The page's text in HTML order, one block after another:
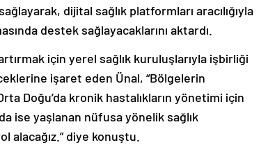
dijital sağlık platformları aracılığıyla
destek sağlayacaklarını aktardı.
için yerel sağlık kuruluşlarıyla işbirliği
işaret eden Ünal, “Bölgelerin
Doğu’da kronik hastalıkların yönetimi için
ise yaşlanan nüfusa yönelik sağlık
alacağız.” diye konuştu.